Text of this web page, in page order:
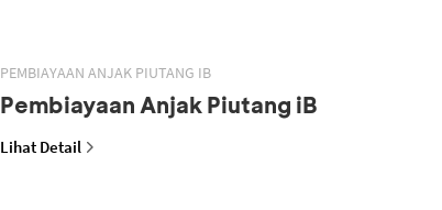
PEMBIAYAAN ANJAK PIUTANG IB
Pembiayaan Anjak Piutang iB
Lihat Detail